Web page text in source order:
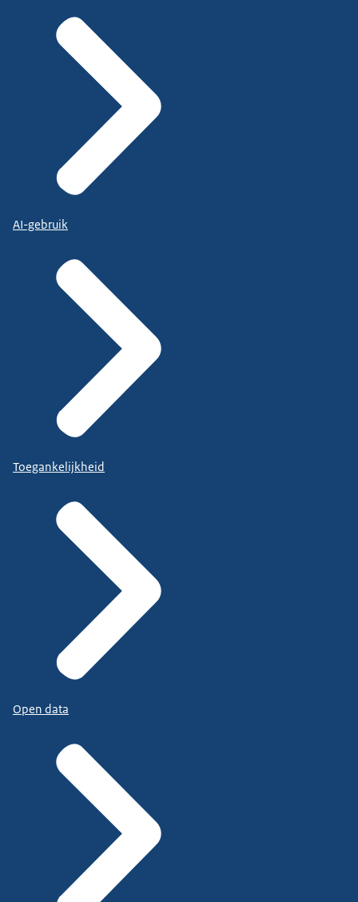
AI-gebruik
Toegankelijkheid
Open data